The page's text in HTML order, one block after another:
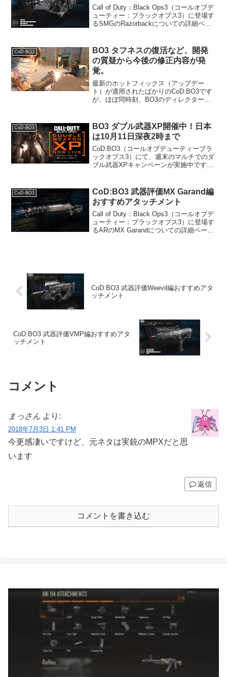
Call of Duty：Black Ops3（コールオブデ
ューティー：ブラックオプス3）に登場す
るSMGのRazorbackについての詳細ペー
速度0.2秒ダ...
CoD-BO3
BO3 タフネスの復活など、開発
の質疑から今後の修正内容が発
覚。
最新のホットフィックス（アップデー
ト）が適用されたばかりのCoD:BO3です
が、ほぼ同時刻、BO3のディレクターで
えました。概要同氏はツイッターで、
30...
CoD-BO3
BO3 ダブル武器XP開催中！日本
は10月11日深夜2時まで
CoD:BO3（コールオブデューティーブラ
ックオプス3）にて、週末のマルチでのダ
ブル武器XPキャンペーンが実施中です。
ブルXPの実施期間は以下の通りです。
す...
CoD-BO3
CoD:BO3 武器評価MX Garand編
おすすめアタッチメント
Call of Duty：Black Ops3（コールオブデ
ューティー：ブラックオプス3）に登場す
るARのMX Garandについての詳細ページ
CoD:BO3 武器評価Weevil編おすすめアタ
ッチメント
CoD:BO3 武器評価VMP編おすすめアタ
ッチメント
コメント
まっさん より:
2018年7月3日 1:41 PM
今更感凄いですけど、元ネタは実銃のMPXだと思
います
返信
コメントを書き込む